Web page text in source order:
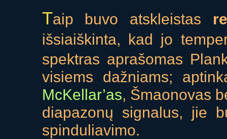
Taip buvo atskleistas
išsiaiškinta, kad jo
spektras aprašomas
visiems dažniams;
McKellar’as, Šmaonovas
diapazonų signalus, jie
spinduliavimo.